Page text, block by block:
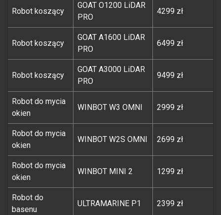
Robot koszący
GOAT O1200 LiDAR
PRO
4299 zł
Robot koszący
GOAT A1600 LiDAR
PRO
6499 zł
Robot koszący
GOAT A3000 LiDAR
PRO
9499 zł
Robot do mycia
okien
WINBOT W3 OMNI 2999 zł
Robot do mycia
okien
WINBOT W2S OMNI 2699 zł
Robot do mycia
okien
WINBOT MINI 2 1299 zł
Robot do
basenu
ULTRAMARINE P1 2399 zł